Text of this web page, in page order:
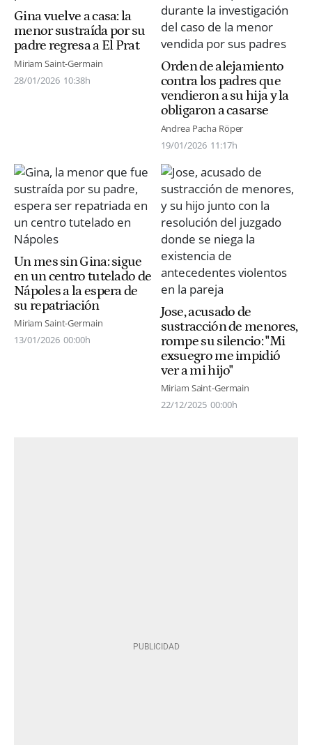
Gina vuelve a casa: la
menor sustraída por su
padre regresa a El Prat
Miriam Saint-Germain
28/01/2026 10:38h
Orden de alejamiento
contra los padres que
vendieron a su hija y la
obligaron a casarse
Andrea Pacha Röper
19/01/2026 11:17h
Un mes sin Gina: sigue
en un centro tutelado de
Nápoles a la espera de
su repatriación
Miriam Saint-Germain
13/01/2026 00:00h
Jose, acusado de
sustracción de menores,
rompe su silencio: "Mi
exsuegro me impidió
ver a mi hijo"
Miriam Saint-Germain
22/12/2025 00:00h